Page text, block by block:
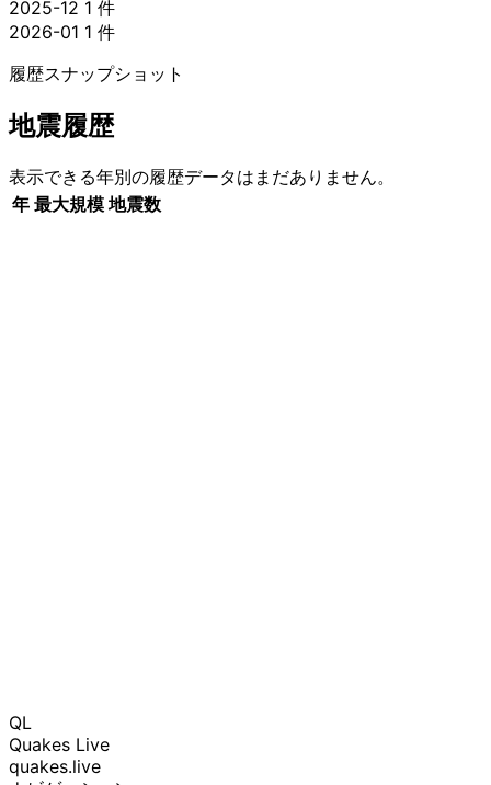
2025-12 1 件
2026-01 1 件
履歴スナップショット
地震履歴
表示できる年別の履歴データはまだありません。
年 最大規模 地震数
QL
Quakes Live
quakes.live